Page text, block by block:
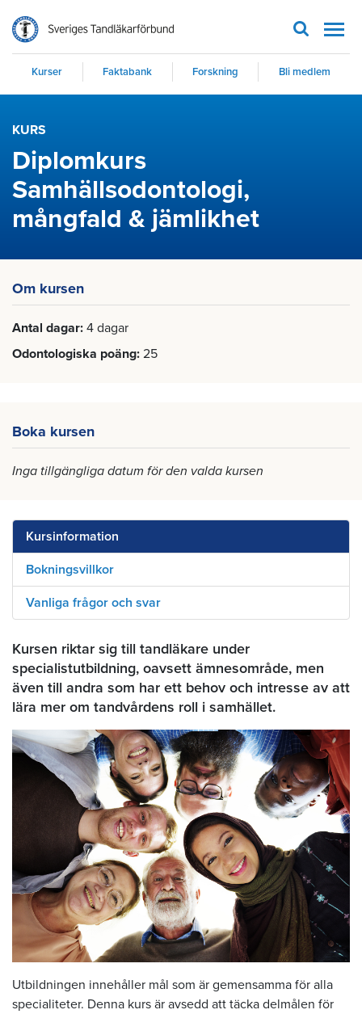
Kurser Faktabank Forskning Bli medlem
KURS
Diplomkurs
Samhällsodontologi,
mångfald & jämlikhet
Om kursen
Antal dagar 4 dagar
Odontologiska poäng 25
Boka kursen
Inga tillgängliga datum för den valda kursen
Kursinformation
Bokningsvillkor
Vanliga frågor och svar
Kursen riktar sig till tandläkare under
specialistutbildning, oavsett ämnesområde, men
även till andra som har ett behov och intresse av att
lära mer om tandvårdens roll i samhället.
Utbildningen innehåller mål som är gemensamma för alla
specialiteter. Denna kurs är avsedd att täcka delmålen för